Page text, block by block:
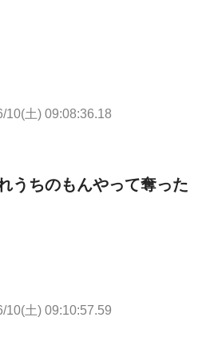
10(土) 09:08:36.18
うちのもんやって奪った
10(土) 09:10:57.59